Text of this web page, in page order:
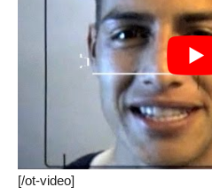
[/ot-video]